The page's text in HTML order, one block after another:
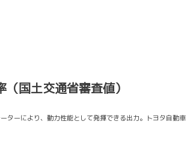
（国土交通省審査値）
ターにより、動力性能として発揮できる出力。トヨタ自動車